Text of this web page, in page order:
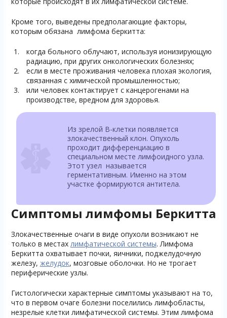
Кроме того, выведены предполагающие факторы,
которым обязана лимфома беркитта:
когда больного облучают, используя ионизирующую
радиацию, при других онкологических болезнях;
если в месте проживания человека плохая экология,
связанная с химической промышленностью;
или человек контактирует с канцерогенами на
производстве, вредном для здоровья.
Из зрелой В-клетки появляется
злокачественный клон. Опухоль
проходит дифференциацию в
специальном месте лимфоидного узла.
Этот узел называется
герментативным. Именно на этом
участке формируются антитела.
Симптомы лимфомы Беркитта
Злокачественные очаги в виде опухоли возникают не
только в местах лимфатической системы. Лимфома
Беркитта охватывает почки, яичники, поджелудочную
железу, желудок, мозговые оболочки. Но не трогает
периферические узлы.
Гистологически характерные симптомы указывают на то,
что в первом очаге болезни поселились лимфобласты,
незрелые клетки лимфатической системы. Этим лимфома